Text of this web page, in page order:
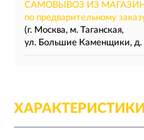
САМОВЫВОЗ ИЗ
по предварительному
(г. Москва, м. Таганская,
ул. Большие Каменщики, д.
ХАРАКТЕРИСТИКИ